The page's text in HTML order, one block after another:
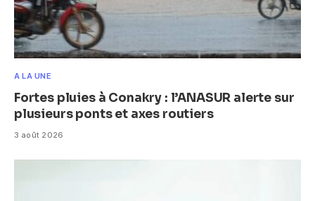
A LA UNE
Fortes pluies à Conakry : l’ANASUR alerte sur
plusieurs ponts et axes routiers
3 août 2026